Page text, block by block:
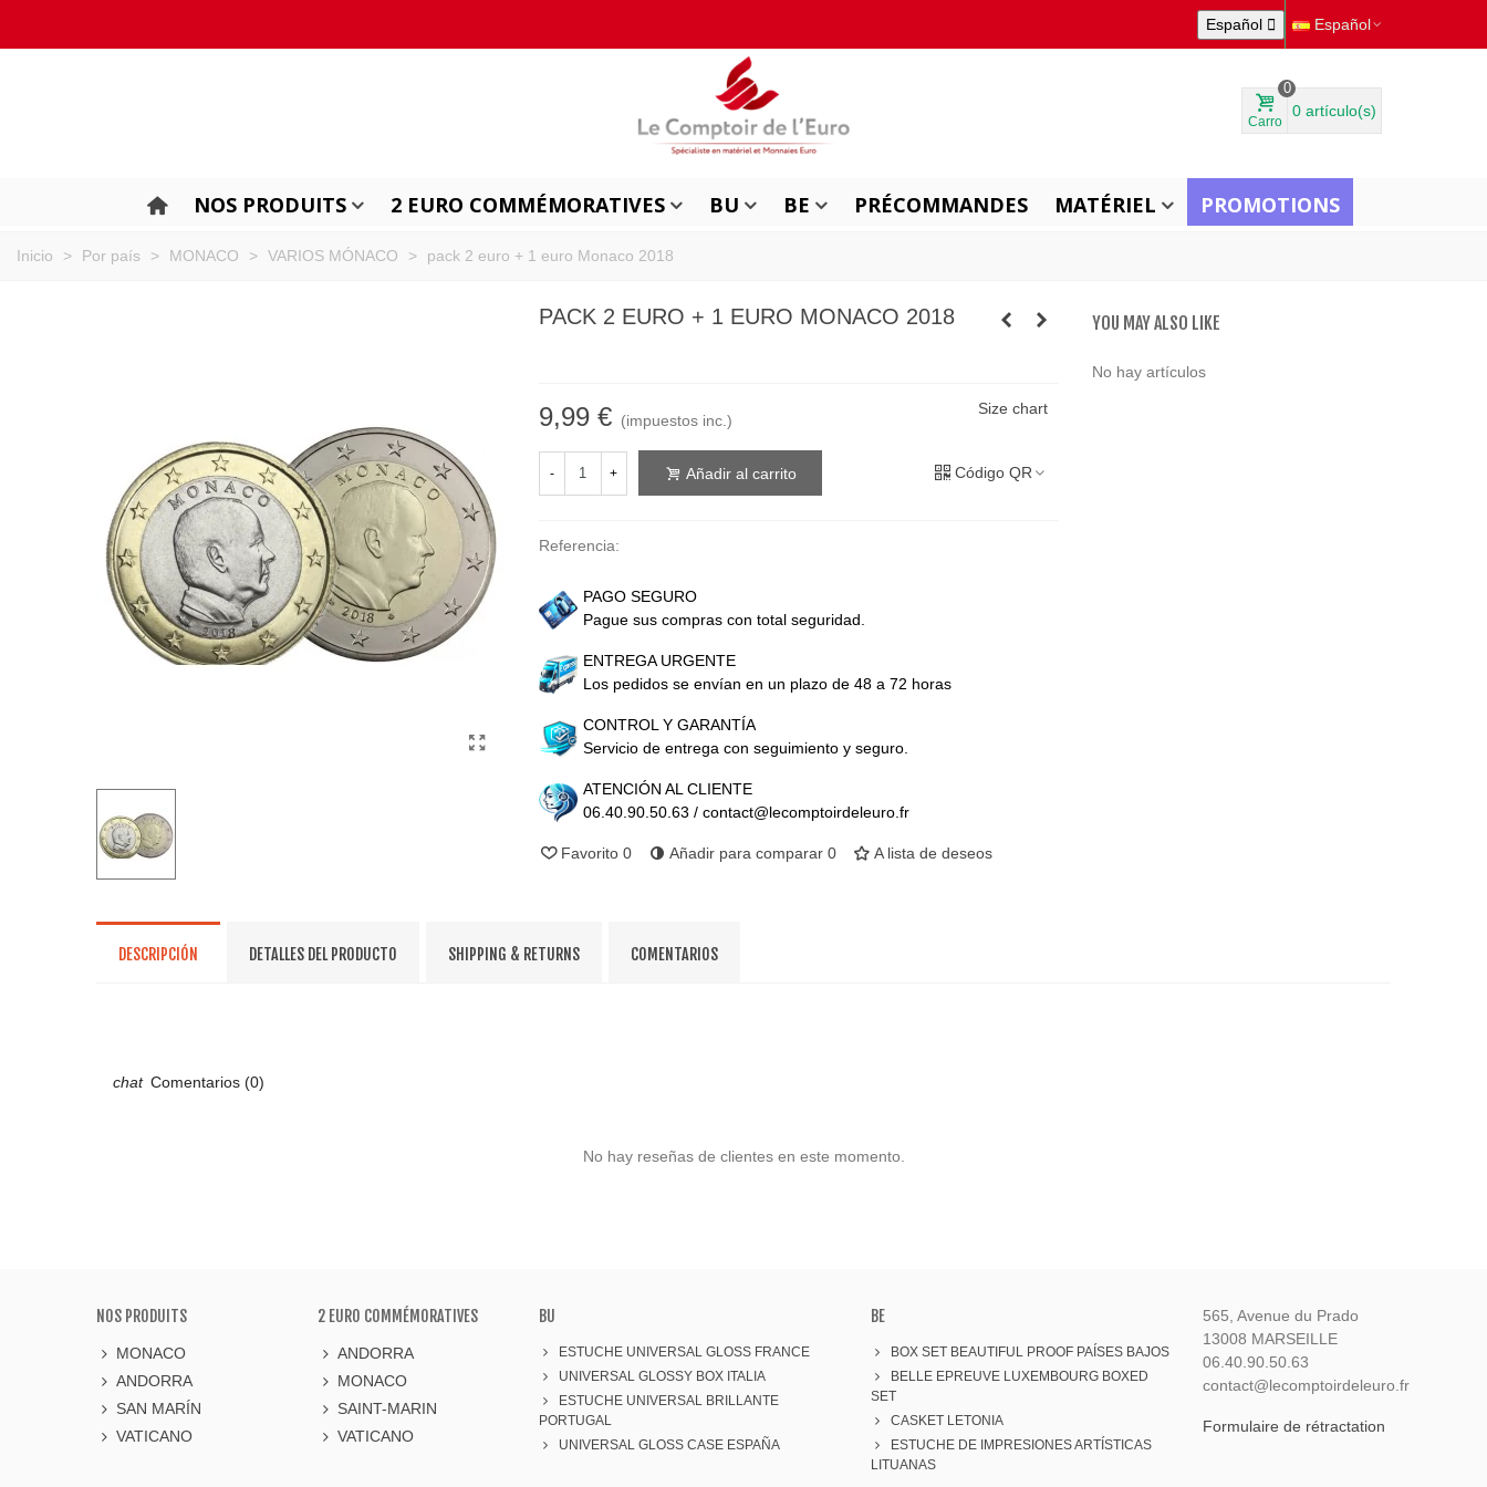
Español  Español
Carro
0
0 artículo(s)
NOS PRODUITS 2 EURO COMMÉMORATIVES BU BE PRÉCOMMANDES MATÉRIEL PROMOTIONS
Inicio > Por país > MONACO > VARIOS MÓNACO > pack 2 euro + 1 euro Monaco 2018
PACK 2 EURO + 1 EURO MONACO 2018
9,99 € (impuestos inc.)
Size chart
- + Añadir al carrito Código QR
Referencia:
PAGO SEGURO
Pague sus compras con total seguridad.
ENTREGA URGENTE
Los pedidos se envían en un plazo de 48 a 72 horas
CONTROL Y GARANTÍA
Servicio de entrega con seguimiento y seguro.
ATENCIÓN AL CLIENTE
06.40.90.50.63 / contact@lecomptoirdeleuro.fr
Favorito 0 Añadir para comparar 0 A lista de deseos
YOU MAY ALSO LIKE
No hay artículos
DESCRIPCIÓN DETALLES DEL PRODUCTO SHIPPING & RETURNS COMENTARIOS
Comentarios (0)
No hay reseñas de clientes en este momento.
NOS PRODUITS
MONACO
ANDORRA
SAN MARÍN
VATICANO
2 EURO COMMÉMORATIVES
ANDORRA
MONACO
SAINT-MARIN
VATICANO
BU
ESTUCHE UNIVERSAL GLOSS FRANCE
UNIVERSAL GLOSSY BOX ITALIA
ESTUCHE UNIVERSAL BRILLANTE
PORTUGAL
UNIVERSAL GLOSS CASE ESPAÑA
BE
BOX SET BEAUTIFUL PROOF PAÍSES BAJOS
BELLE EPREUVE LUXEMBOURG BOXED
SET
CASKET LETONIA
ESTUCHE DE IMPRESIONES ARTÍSTICAS
LITUANAS
565, Avenue du Prado
13008 MARSEILLE
06.40.90.50.63
contact@lecomptoirdeleuro.fr
Formulaire de rétractation